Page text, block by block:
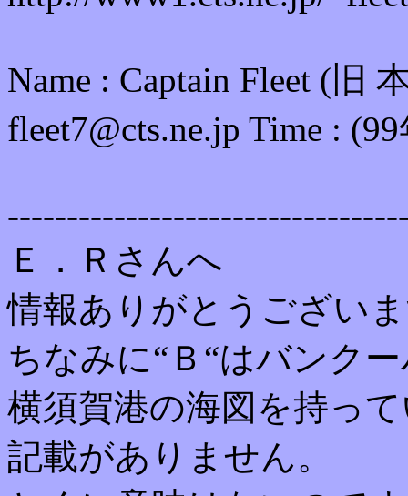
Name : Captain Fleet (旧
fleet7@cts.ne.jp Time :
Ｅ．Ｒさんへ
情報ありがとうござい
ちなみに“Ｂ“はバンク
横須賀港の海図を持っ
記載がありません。